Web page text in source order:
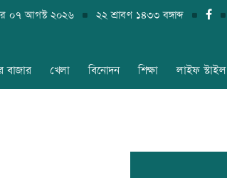
০৭ আগস্ট ২০২৬ ২২ শ্রাবণ ১৪৩৩ বঙ্গাব্দ
বাজার খেলা বিনোদন শিক্ষা লাইফ স্টাইল